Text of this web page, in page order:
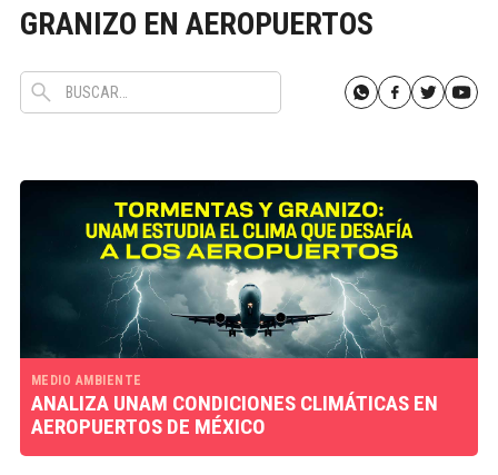
GRANIZO EN AEROPUERTOS
MEDIO AMBIENTE
ANALIZA UNAM CONDICIONES CLIMÁTICAS EN
AEROPUERTOS DE MÉXICO